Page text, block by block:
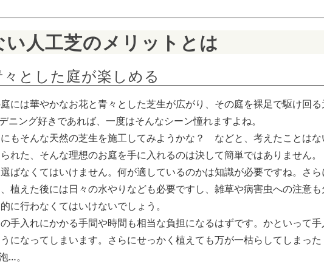
い人工芝のメリットとは
とした庭が楽しめる
には華やかなお花と青々とした芝生が広がり、その庭を裸足で駆け回
ング好きであれば、一度はそんなシーン憧れますよね。
もそんな天然の芝生を施工してみようかな？ などと、考えたことはな
れた、そんな理想のお庭を手に入れるのは決して簡単ではありません。
ばなくてはいけません。何が適しているのかは知識が必要ですね。さ
植えた後には日々の水やりなども必要ですし、雑草や病害虫への注意
に行わなくてはいけないでしょう。
手入れにかかる手間や時間も相当な負担になるはずです。かといって
になってしまいます。さらにせっかく植えても万が一枯らしてしまった
…。